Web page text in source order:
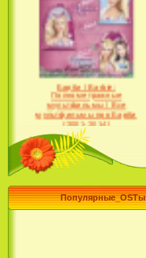
Барби / Barbie:
Полнометражные
мультфильмы / Все
мультфильмы про Барби
(2001-2014)
Популярные_OSTы